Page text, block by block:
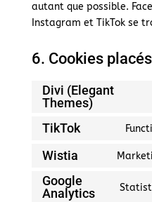
autant que possible.
Instagram et TikTok se
6. Cookies placés
Divi (Elegant
Themes)
TikTok
Wistia
Google
Analytics